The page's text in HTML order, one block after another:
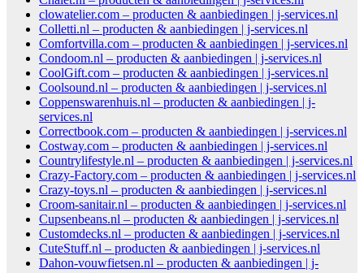
clowatelier.com – producten & aanbiedingen | j-services.nl
Colletti.nl – producten & aanbiedingen | j-services.nl
Comfortvilla.com – producten & aanbiedingen | j-services.nl
Condoom.nl – producten & aanbiedingen | j-services.nl
CoolGift.com – producten & aanbiedingen | j-services.nl
Coolsound.nl – producten & aanbiedingen | j-services.nl
Coppenswarenhuis.nl – producten & aanbiedingen | j-
services.nl
Correctbook.com – producten & aanbiedingen | j-services.nl
Costway.com – producten & aanbiedingen | j-services.nl
Countrylifestyle.nl – producten & aanbiedingen | j-services.nl
Crazy-Factory.com – producten & aanbiedingen | j-services.nl
Crazy-toys.nl – producten & aanbiedingen | j-services.nl
Croom-sanitair.nl – producten & aanbiedingen | j-services.nl
Cupsenbeans.nl – producten & aanbiedingen | j-services.nl
Customdecks.nl – producten & aanbiedingen | j-services.nl
CuteStuff.nl – producten & aanbiedingen | j-services.nl
Dahon-vouwfietsen.nl – producten & aanbiedingen | j-